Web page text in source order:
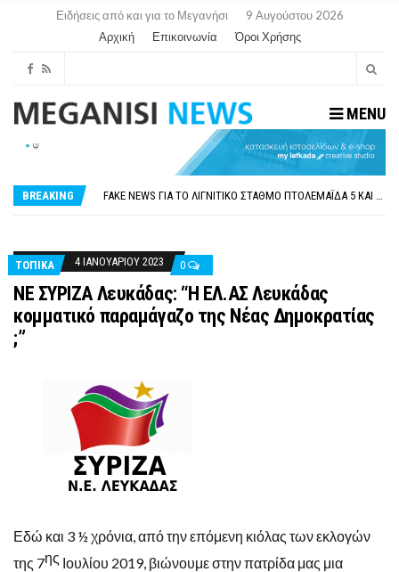
Ειδήσεις από και για το Μεγανήσι
9 Αυγούστου 2026
Αρχική
Επικοινωνία Όροι Χρήσης
MENU
BREAKING
ΠΑΡΑΙΤΉΘΗΚΕ Η ΑΝΤΙΔΉΜΑΡΧΟΣ ΠΟΛΙΤΙΣΜΟΎ ΜΕΓΑΝΗΣΊΟΥ Κ . ΕΥΑΓΓΕΛΊΑ ΜΕΛΆ. Η ΕΠΙΣΤΟΛΉ ΤΗΣ ΠΑΡΑΊΤΗΣΗΣ
FAKE NEWS ΓΙΑ ΤΟ ΛΙΓΝΙΤΙΚΌ ΣΤΑΘΜΌ ΠΤΟΛΕΜΑΪ́ΔΑ 5 ΚΑΙ ΤΗΝ ΕΝΕΡΓΕΙΑΚΉ ΑΣΦΆΛΕΙΑ ΤΗΣ ΧΏΡΑΣ
ΤΟΠΙΚΑ
4 ΙΑΝΟΥΑΡΊΟΥ 2023 0
NE ΣΥΡΙΖΑ Λευκάδας: “Η ΕΛ.ΑΣ Λευκάδας
κομματικό παραμάγαζο της Νέας Δημοκρατίας
;”
Εδώ και 3 ½ χρόνια, από την επόμενη κιόλας των εκλογών
της 7ης Ιουλίου 2019, βιώνουμε στην πατρίδα μας μια